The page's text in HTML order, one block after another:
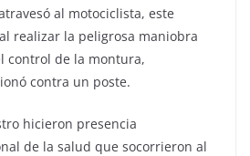
al motociclista, este
realizar la peligrosa maniobra
control de la montura,
contra un poste.
hicieron presencia
de la salud que socorrieron al